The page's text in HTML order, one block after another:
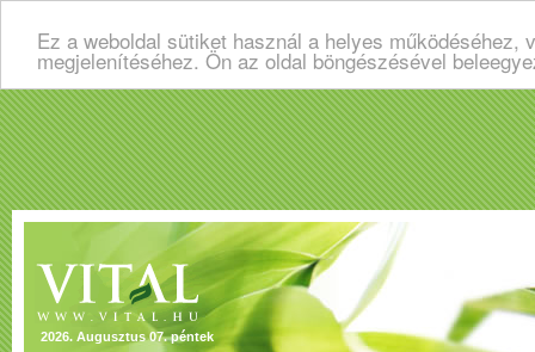
Ez a weboldal sütiket használ a helyes
megjelenítéséhez. Ön az oldal böngészésével
2026. Augusztus 07. péntek